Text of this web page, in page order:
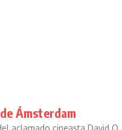
Ámsterdam
aclamado cineasta David